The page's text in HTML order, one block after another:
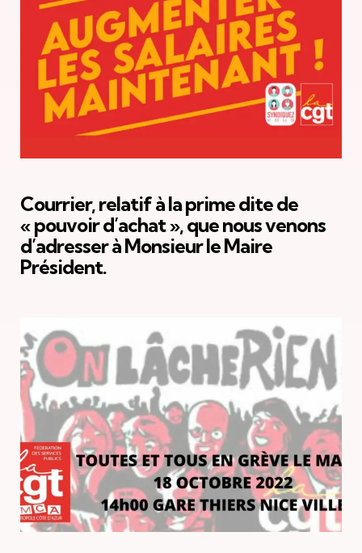
Courrier, relatif à la prime dite de
« pouvoir d’achat », que nous venons
d’adresser à Monsieur le Maire
Président.